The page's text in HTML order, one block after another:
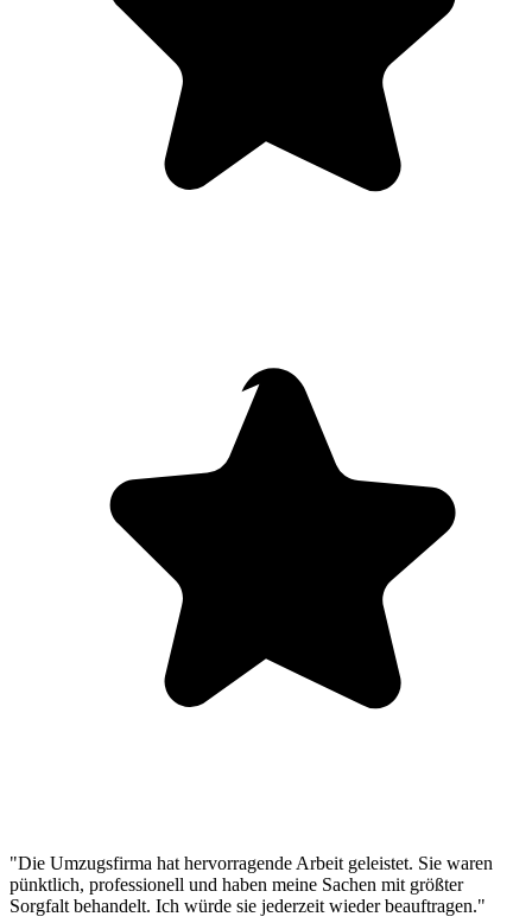
"Die Umzugsfirma hat hervorragende Arbeit geleistet. Sie waren
pünktlich, professionell und haben meine Sachen mit größter
Sorgfalt behandelt. Ich würde sie jederzeit wieder beauftragen."